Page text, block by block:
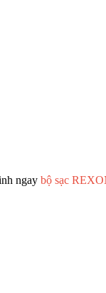
ngay bộ sạc